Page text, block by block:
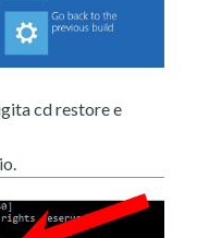
cd restore e